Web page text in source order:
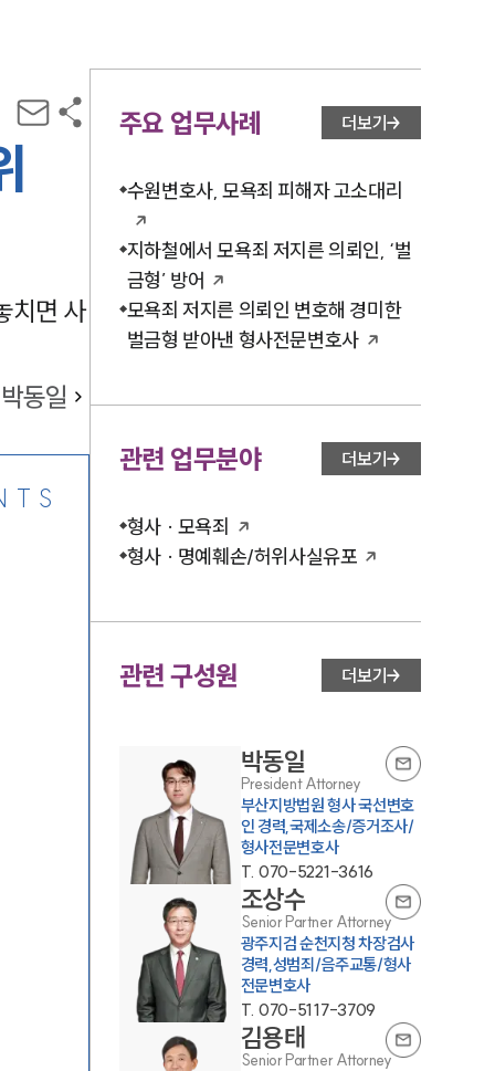
치면 사
박동일
주요 업무사례 더보기
수원변호사, 모욕죄 피해자 고소대리
지하철에서 모욕죄 저지른 의뢰인, ‘벌
금형’ 방어
모욕죄 저지른 의뢰인 변호해 경미한
벌금형 받아낸 형사전문변호사
관련 업무분야 더보기
형사 · 모욕죄
형사 · 명예훼손/허위사실유포
관련 구성원 더보기
박동일
President Attorney
부산지방법원 형사 국선변호
인 경력,국제소송/증거조사/
형사전문변호사
T. 070-5221-3616
조상수
Senior Partner Attorney
광주지검 순천지청 차장검사
경력,성범죄/음주교통/형사
전문변호사
T. 070-5117-3709
김용태
Senior Partner Attorney